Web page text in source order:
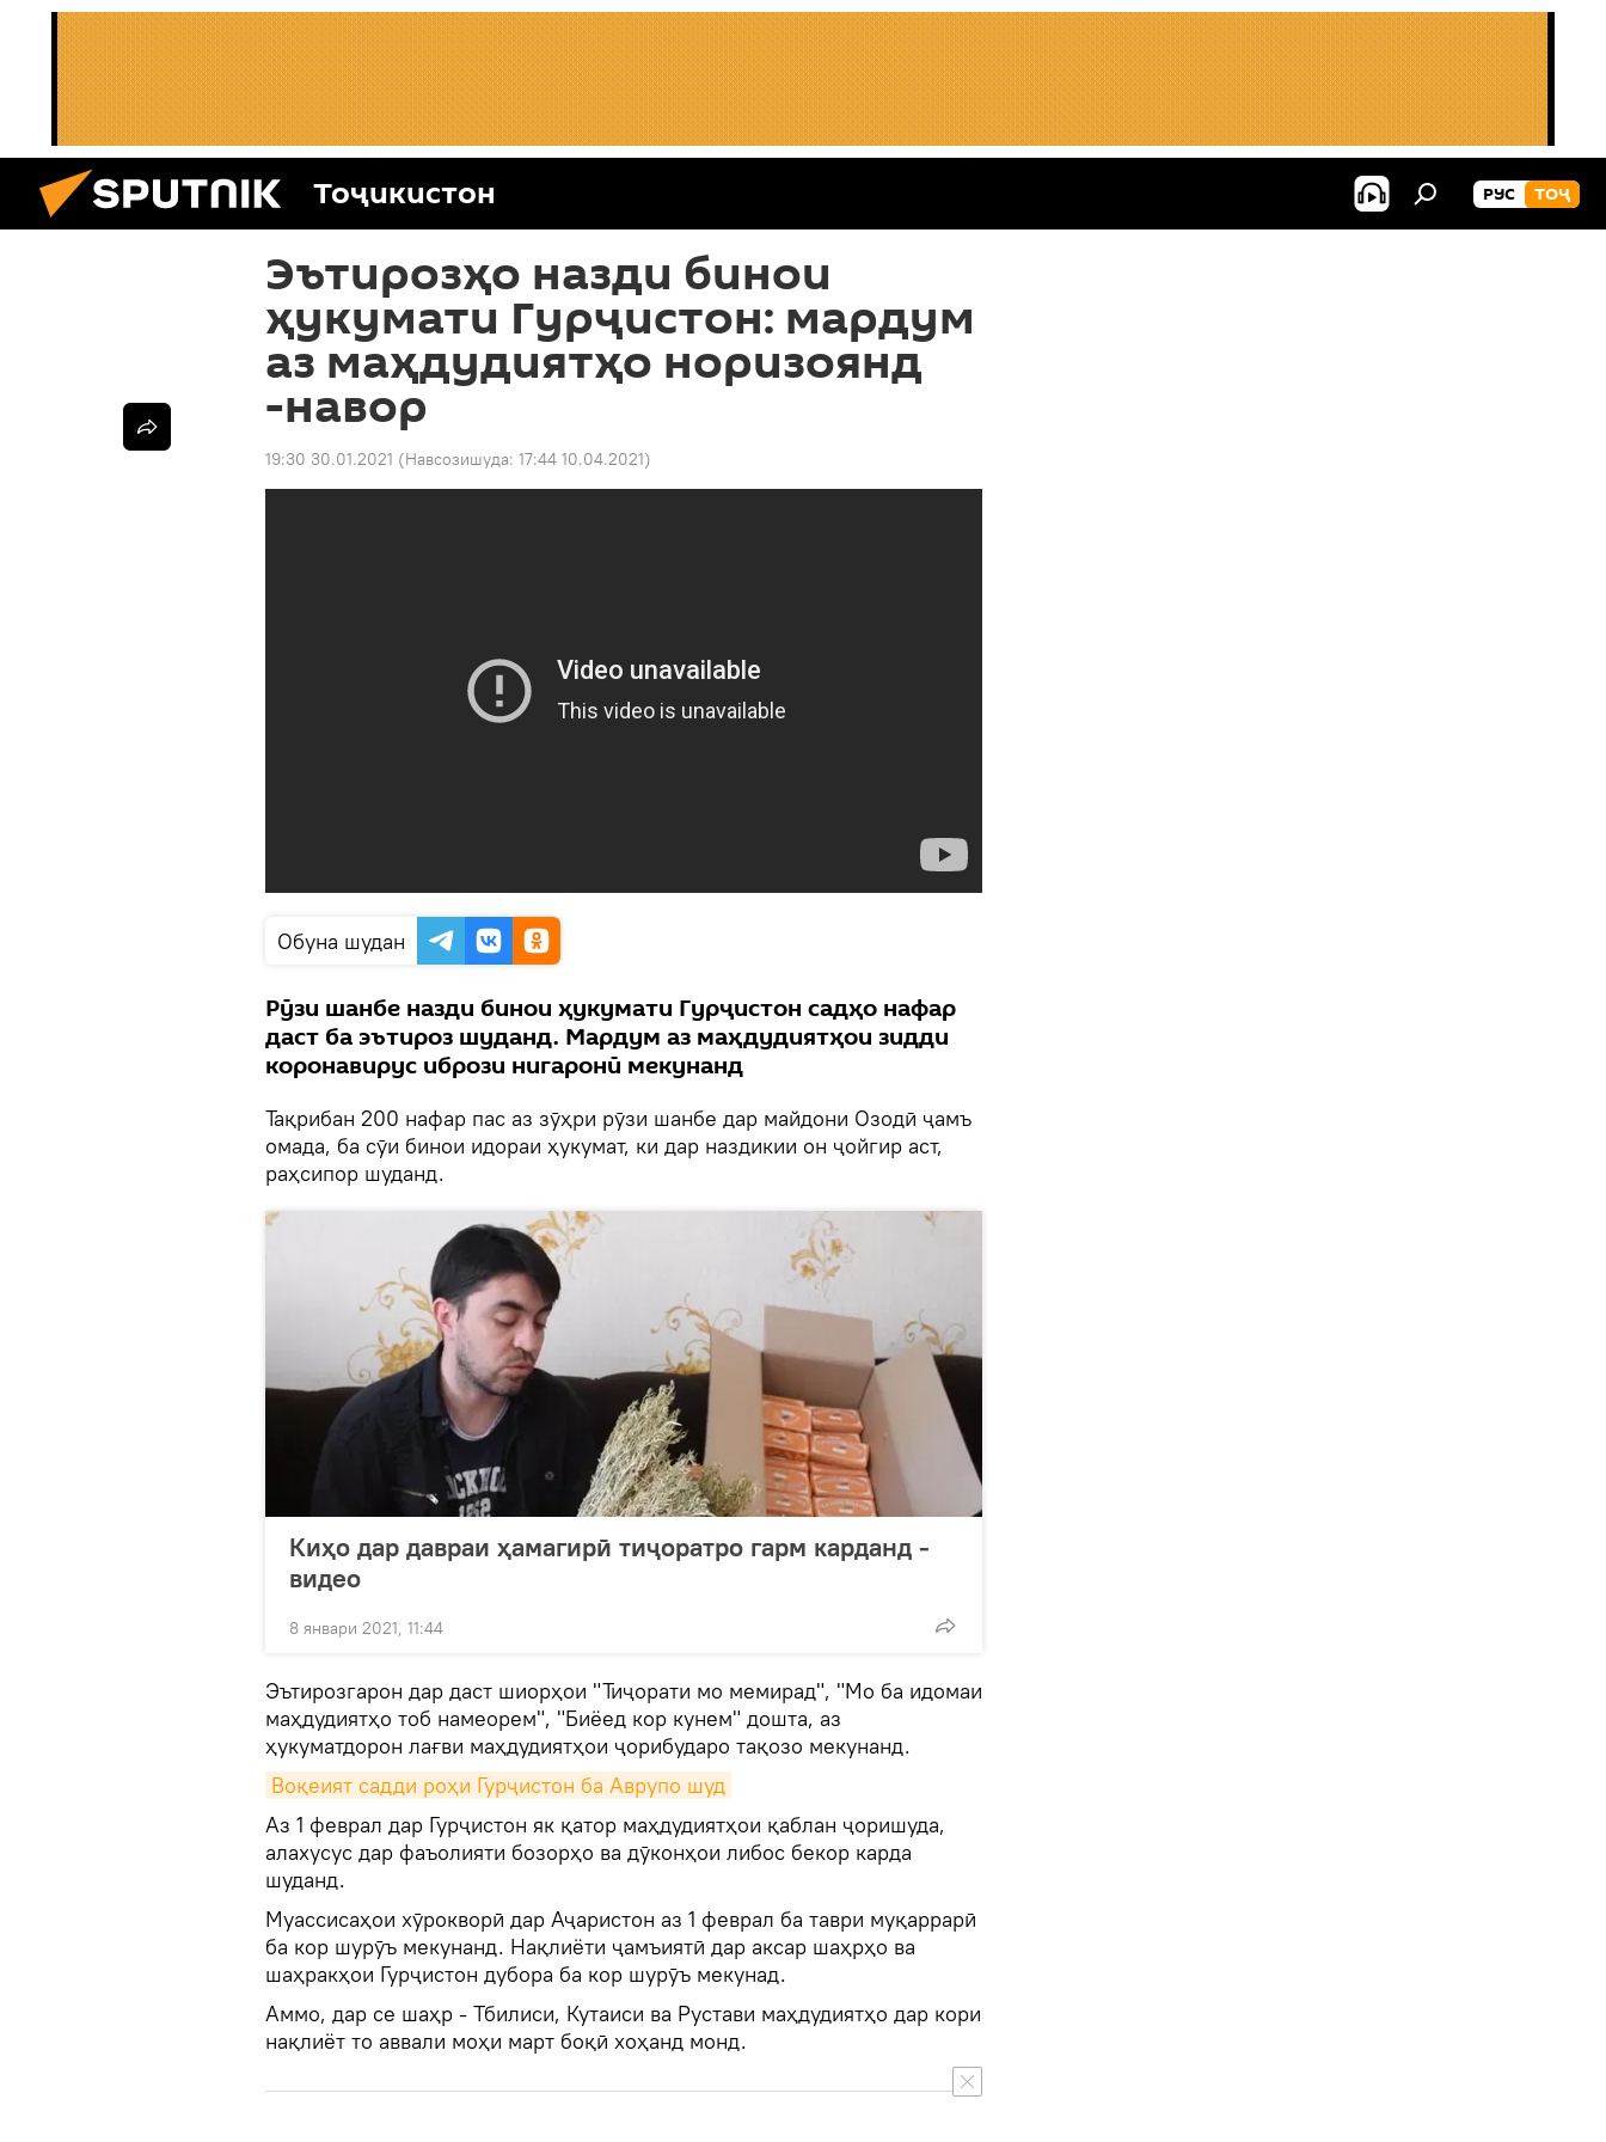
Тоҷикистон РУС ТОҶ
Эътирозҳо назди бинои
ҳукумати Гурҷистон: мардум
аз маҳдудиятҳо норизоянд
-навор
19:30 30.01.2021 (Навсозишуда: 17:44 10.04.2021)
Обуна шудан
Рӯзи шанбе назди бинои ҳукумати Гурҷистон садҳо нафар
даст ба эътироз шуданд. Мардум аз маҳдудиятҳои зидди
коронавирус ибрози нигаронӣ мекунанд
Тақрибан 200 нафар пас аз зӯҳри рӯзи шанбе дар майдони Озодӣ ҷамъ
омада, ба сӯи бинои идораи ҳукумат, ки дар наздикии он ҷойгир аст,
раҳсипор шуданд.
Киҳо дар давраи ҳамагирӣ тиҷоратро гарм карданд -
видео
8 январи 2021, 11:44
Эътирозгарон дар даст шиорҳои "Тиҷорати мо мемирад", "Мо ба идомаи
маҳдудиятҳо тоб намеорем", "Биёед кор кунем" дошта, аз
ҳукуматдорон лағви маҳдудиятҳои ҷорибударо тақозо мекунанд.
Воқеият садди роҳи Гурҷистон ба Аврупо шуд
Аз 1 феврал дар Гурҷистон як қатор маҳдудиятҳои қаблан ҷоришуда,
алахусус дар фаъолияти бозорҳо ва дӯконҳои либос бекор карда
шуданд.
Муассисаҳои хӯрокворӣ дар Аҷаристон аз 1 феврал ба таври муқаррарӣ
ба кор шурӯъ мекунанд. Нақлиёти ҷамъиятӣ дар аксар шаҳрҳо ва
шаҳракҳои Гурҷистон дубора ба кор шурӯъ мекунад.
Аммо, дар се шаҳр - Тбилиси, Кутаиси ва Рустави маҳдудиятҳо дар кори
нақлиёт то аввали моҳи март боқӣ хоҳанд монд.